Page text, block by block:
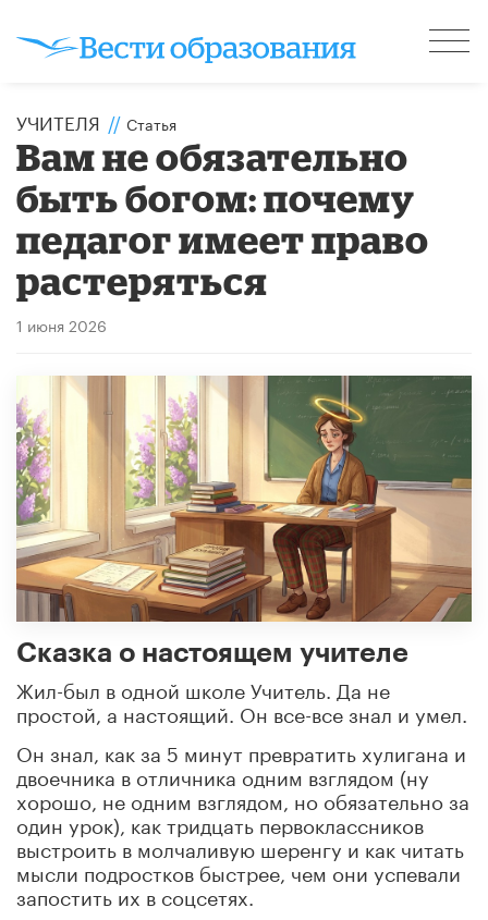
УЧИТЕЛЯ // Статья
​Вам не обязательно
быть богом: почему
педагог имеет право
растеряться
1 июня 2026
Сказка о настоящем учителе
Жил-был в одной школе Учитель. Да не
простой, а настоящий. Он все-все знал и умел.
Он знал, как за 5 минут превратить хулигана и
двоечника в отличника одним взглядом (ну
хорошо, не одним взглядом, но обязательно за
один урок), как тридцать первоклассников
выстроить в молчаливую шеренгу и как читать
мысли подростков быстрее, чем они успевали
запостить их в соцсетях.